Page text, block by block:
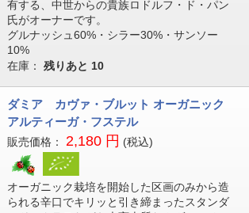
有する、中世からの貴族ロドルフ・ド・パン
氏がオーナーです。
グルナッシュ60%・シラー30%・サンソー
10%
在庫： 残りあと 10
ダミア カヴァ・ブルット オーガニック
アルティーガ・フステル
販売価格： 2,180 円 (税込)
オーガニック栽培を開始した区画のみから造
られる辛口でキリッと引き締まったスタンダ